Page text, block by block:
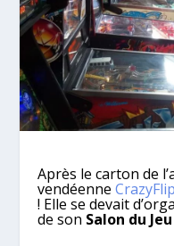
Après le carton de
vendéenneCrazyFlip
! Elle se devait
de son Salon du